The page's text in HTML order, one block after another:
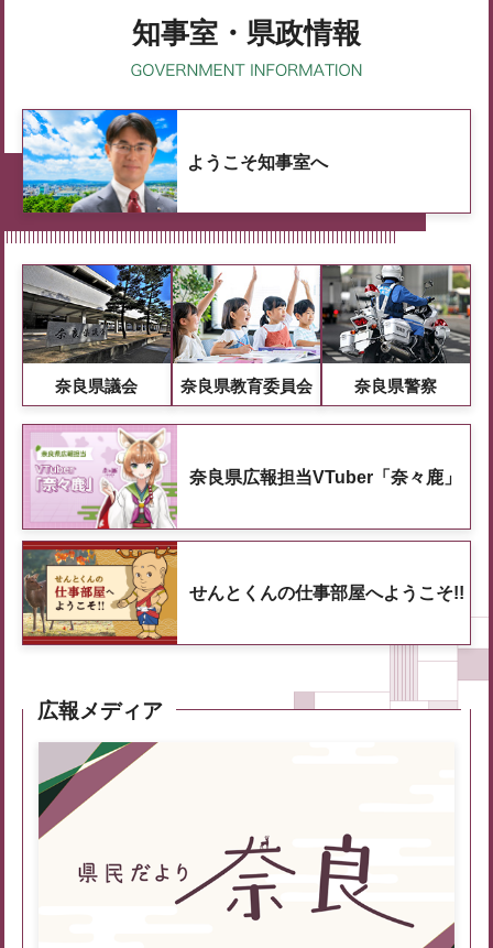
知事室・県政情報
ようこそ知事室へ
奈良県議会 奈良県教育委員会 奈良県警察
奈良県広報担当VTuber「奈々鹿」
せんとくんの仕事部屋へようこそ!!
広報メディア